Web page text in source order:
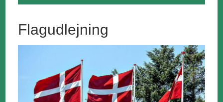
Flagudlejning